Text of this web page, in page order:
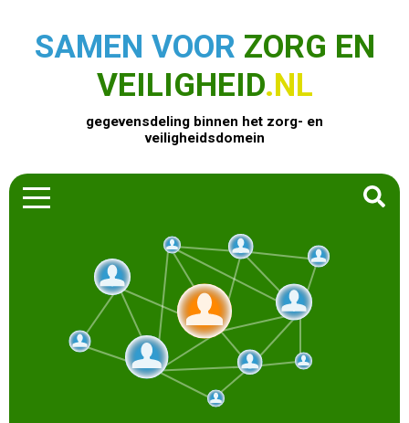
SAMEN VOOR ZORG EN
VEILIGHEID.NL
gegevensdeling binnen het zorg- en
veiligheidsdomein
ZOEK EEN PRODUCT
ACTUEEL
OVER ONS
CONTACT
COMMUNITY